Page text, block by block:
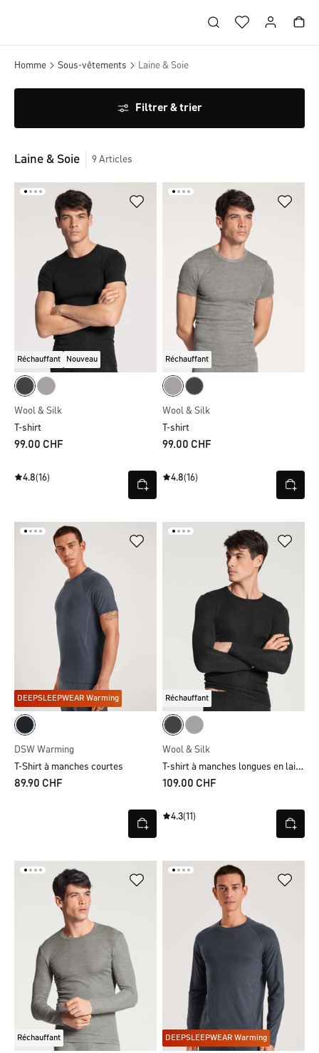
Homme Sous-vêtements Laine & Soie
Filtrer & trier
Laine & Soie 9 Articles
Réchauffant Nouveau
Wool & Silk
T-shirt
99.00 CHF
4.8(16)
Réchauffant
Wool & Silk
T-shirt
99.00 CHF
4.8(16)
DEEPSLEEPWEAR Warming
DSW Warming
T-Shirt à manches courtes
89.90 CHF
Réchauffant
Wool & Silk
T-shirt à manches longues en laine et soie
109.00 CHF
4.3(11)
Réchauffant DEEPSLEEPWEAR Warming